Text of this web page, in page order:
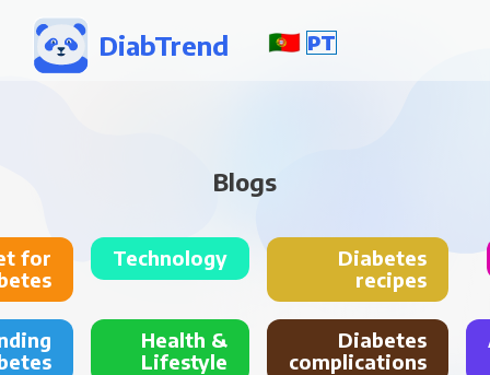
DiabTrend PT
Blogs
for
Technology
Diabetes
recipes
Health &
Lifestyle
Diabetes
complications